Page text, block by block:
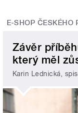
E-SHOP ČESKÉHO
Závěr
který měl
Karin Lednická,